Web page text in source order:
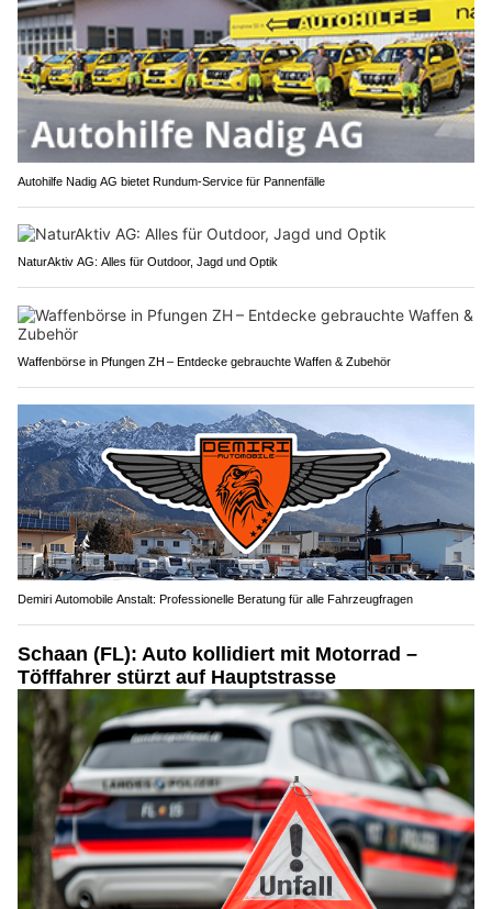
Autohilfe Nadig AG bietet Rundum‑Service für Pannenfälle
NaturAktiv AG: Alles für Outdoor, Jagd und Optik
Waffenbörse in Pfungen ZH – Entdecke gebrauchte Waffen & Zubehör
Demiri Automobile Anstalt: Professionelle Beratung für alle Fahrzeugfragen
Schaan (FL): Auto kollidiert mit Motorrad –
Töfffahrer stürzt auf Hauptstrasse